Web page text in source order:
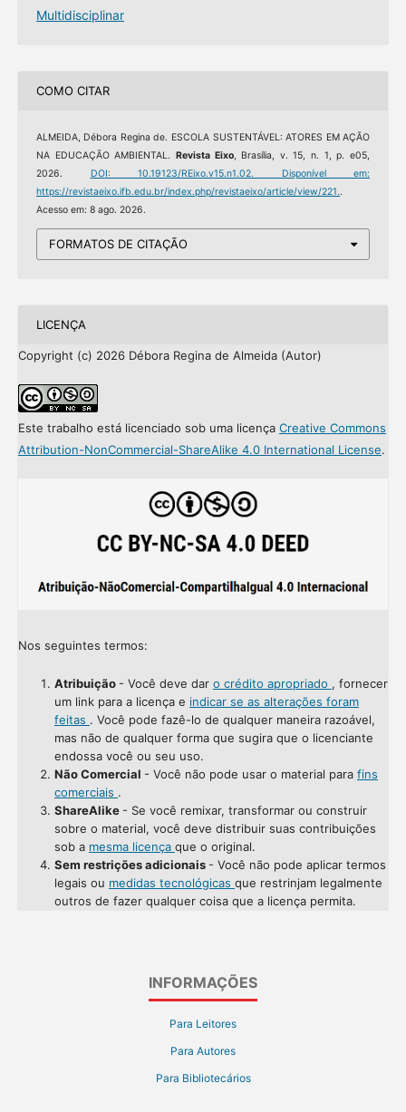
Multidisciplinar
COMO CITAR
ALMEIDA, Débora Regina de. ESCOLA SUSTENTÁVEL: ATORES EM AÇÃO
NA EDUCAÇÃO AMBIENTAL. Revista Eixo, Brasília, v. 15, n. 1, p. e05,
2026.
DOI: 10.19123/REixo.v15.n1.02. Disponível em:
https://revistaeixo.ifb.edu.br/index.php/revistaeixo/article/view/221..
Acesso em: 8 ago. 2026.
FORMATOS DE CITAÇÃO
LICENÇA
Copyright (c) 2026 Débora Regina de Almeida (Autor)
Este trabalho está licenciado sob uma licença Creative Commons
Attribution-NonCommercial-ShareAlike 4.0 International License.
Nos seguintes termos:
Atribuição - Você deve dar o crédito apropriado , fornecer
um link para a licença e indicar se as alterações foram
feitas . Você pode fazê-lo de qualquer maneira razoável,
mas não de qualquer forma que sugira que o licenciante
endossa você ou seu uso.
Não Comercial - Você não pode usar o material para fins
comerciais .
ShareAlike - Se você remixar, transformar ou construir
sobre o material, você deve distribuir suas contribuições
sob a mesma licença que o original.
Sem restrições adicionais - Você não pode aplicar termos
legais ou medidas tecnológicas que restrinjam legalmente
outros de fazer qualquer coisa que a licença permita.
INFORMAÇÕES
Para Leitores
Para Autores
Para Bibliotecários